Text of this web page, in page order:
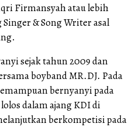
Firmansyah atau lebih
& Song Writer asal
sejak tahun 2009 dan
boyband MR.DJ. Pada
bernyanyi pada
dalam ajang KDI di
berkompetisi pada